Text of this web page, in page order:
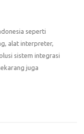
seperti
alat interpreter,
sistem integrasi
juga